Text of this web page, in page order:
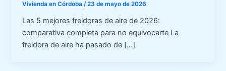
Vivienda en Córdoba/23 de mayo de 2026
Las 5 mejores freidoras de aire de 2026:
comparativa completa para no equivocarte La
freidora de aire ha pasado de […]